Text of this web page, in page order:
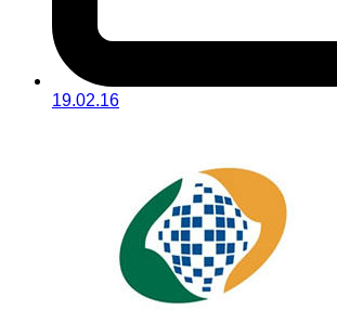
19.02.16